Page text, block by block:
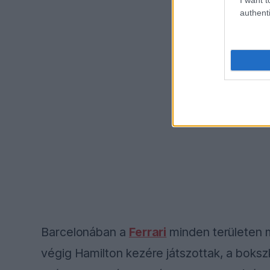
Barcelonában a Ferrari minden területen
végig Hamilton kezére játszottak, a